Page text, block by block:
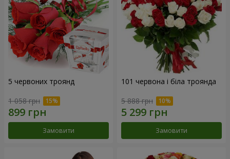
5 червоних троянд
1 058 грн
Замовити
101 червона і біла троянда
5 888 грн
Замовити